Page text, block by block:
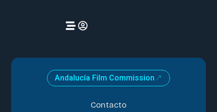
Andalucía Film Commission
Contacto